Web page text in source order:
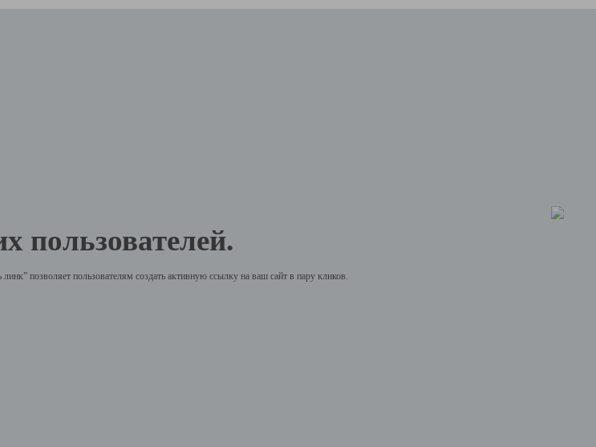
пользователей.
позволяет пользователям создать активную ссылку на ваш сайт в пару кликов.